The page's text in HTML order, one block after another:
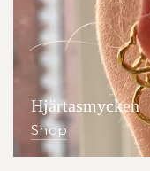
Hjärtasmycken
Shop